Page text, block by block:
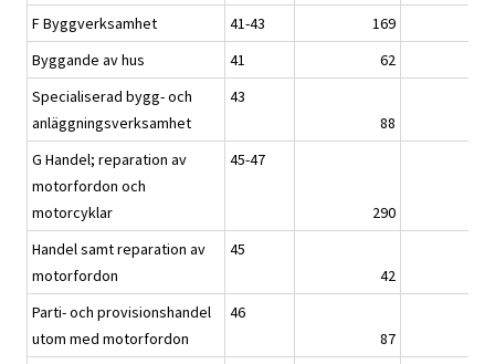
F Byggverksamhet
41-43 169
Byggande av hus
41 62
Specialiserad bygg- och
anläggningsverksamhet
43
88
G Handel; reparation av
motorfordon och
motorcyklar
45-47
290
Handel samt reparation av
motorfordon
45
42
Parti- och provisionshandel
utom med motorfordon
46
87